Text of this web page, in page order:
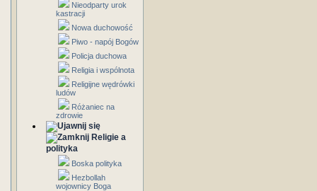
Nieodparty urok
kastracji
Nowa duchowość
Piwo - napój Bogów
Policja duchowa
Religia i wspólnota
Religijne wędrówki
ludów
Różaniec na
zdrowie
Religie a
polityka
Boska polityka
Hezbollah
wojownicy Boga